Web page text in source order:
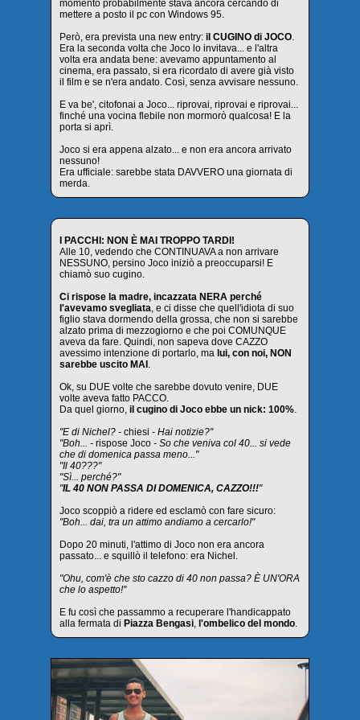
momento probabilmente stava ancora cercando di
mettere a posto il pc con Windows 95.
Però, era prevista una new entry: il CUGINO di JOCO.
Era la seconda volta che Joco lo invitava... e l'altra
volta era andata bene: avevamo appuntamento al
cinema, era passato, si era ricordato di avere già visto
il film e se n'era andato. Così, senza avvisare nessuno.
E va be', citofonai a Joco... riprovai, riprovai e riprovai...
finché una vocina flebile non mormorò qualcosa! E la
porta si aprì.
Joco si era appena alzato... e non era ancora arrivato
nessuno!
Era ufficiale: sarebbe stata DAVVERO una giornata di
merda.
I PACCHI: NON È MAI TROPPO TARDI!
Alle 10, vedendo che CONTINUAVA a non arrivare
NESSUNO, persino Joco iniziò a preoccuparsi! E
chiamò suo cugino.
Ci rispose la madre, incazzata NERA perché
l'avevamo svegliata, e ci disse che quell'idiota di suo
figlio stava dormendo della grossa, che non si sarebbe
alzato prima di mezzogiorno e che poi COMUNQUE
aveva da fare. Quindi, non sapeva dove CAZZO
avessimo intenzione di portarlo, ma lui, con noi, NON
sarebbe uscito MAI .
Ok, su DUE volte che sarebbe dovuto venire, DUE
volte aveva fatto PACCO.
Da quel giorno, il cugino di Joco ebbe un nick: 100%.
"E di Nichel? - chiesi - Hai notizie?"
"Boh... - rispose Joco - So che veniva col 40... si vede
che di domenica passa meno..."
"Il 40???"
"Sì... perché?"
"IL 40 NON PASSA DI DOMENICA, CAZZO!!!"
Joco scoppiò a ridere ed esclamò con fare sicuro:
"Boh... dai, tra un attimo andiamo a cercarlo!"
Dopo 20 minuti, l'attimo di Joco non era ancora
passato... e squillò il telefono: era Nichel.
"Ohu, com'è che sto cazzo di 40 non passa? È UN'ORA
che lo aspetto!"
E fu così che passammo a recuperare l'handicappato
alla fermata di Piazza Bengasi, l'ombelico del mondo.